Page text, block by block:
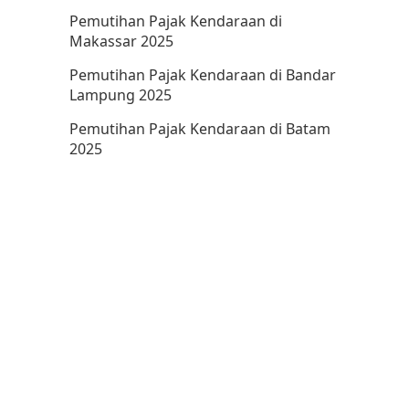
Pemutihan Pajak Kendaraan di
Makassar 2025
Pemutihan Pajak Kendaraan di Bandar
Lampung 2025
Pemutihan Pajak Kendaraan di Batam
2025